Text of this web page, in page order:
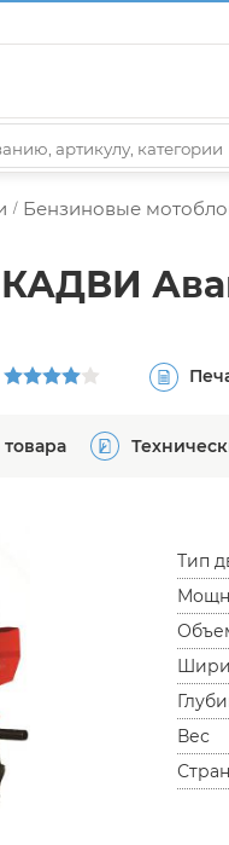
/ Бензиновые
Тип
Вес